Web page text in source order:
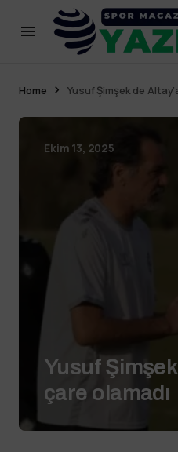
Home Yusuf Şimşek de
Ekim 13, 2025
Yusuf
çare olamadı